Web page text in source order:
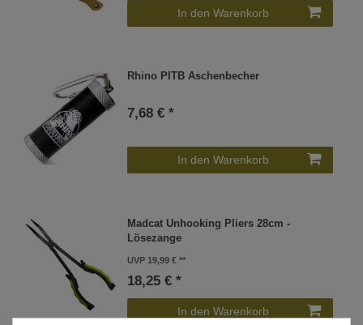
In den Warenkorb
Rhino PITB Aschenbecher
7,68 € *
In den Warenkorb
Madcat Unhooking Pliers 28cm -
Lösezange
UVP 19,99 €
18,25 € *
In den Warenkorb